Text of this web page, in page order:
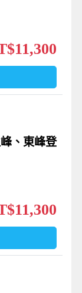
、東峰登